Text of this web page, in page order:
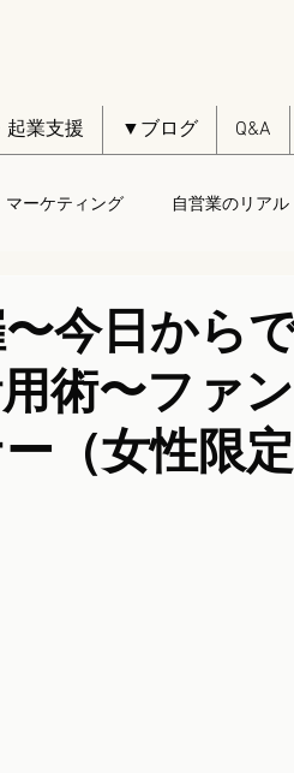
業支援 ▼ブログ Q&A
マーケティング 自営業のリアル
今日から
術〜ファ
（女性限定